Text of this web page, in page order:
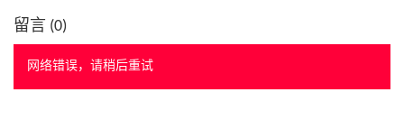
留言 (0)
网络错误，请稍后重试